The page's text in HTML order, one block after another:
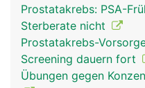
die Fingernägel. Die
über Sehen und
Unterarmmuskeln. Nur
eigenen Muskel, den
grösseren
Prostatakrebs: PSA-
Sterberate nicht
Prostatakrebs-
Screening dauern fort
Übungen gegen